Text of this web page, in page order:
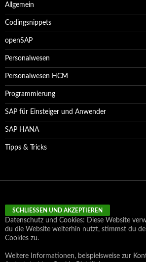
Allgemein
Codingsnippets
openSAP
Personalwesen
Personalwesen HCM
Programmierung
SAP für Einsteiger und Anwender
SAP HANA
Tipps & Tricks
Datenschutz und Cookies: Diese Website
du die Website weiterhin nutzt, stimmst du
Cookies zu.
Weitere Informationen, beispielsweise zur